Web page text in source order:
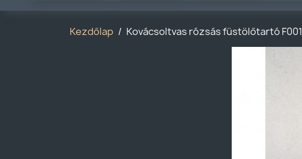
Kezdőlap Kovácsoltvas rózsás füstölőtartó F001